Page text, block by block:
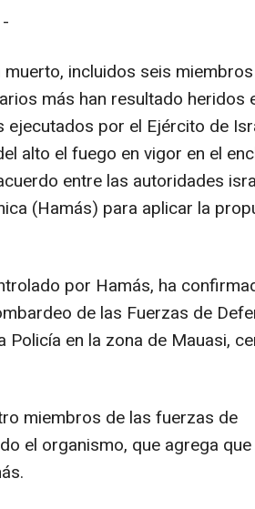
incluidos seis
más han resultado heridos
ejecutados por el Ejército de
alto el fuego en vigor en el
entre las autoridades
(Hamás) para aplicar la
por Hamás, ha
de las Fuerzas de
Policía en la zona de Mauasi,
miembros de las fuerzas de
el organismo, que agrega que